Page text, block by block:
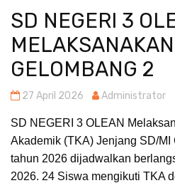
SD NEGERI 3
GELOMBANG 2
27 April 2026 Administrator
SD NEGERI 3 OLEAN
Akademik (TKA) Jenjang SD/MI
tahun 2026 dijadwalkan
2026. 24 Siswa mengikuti TKA